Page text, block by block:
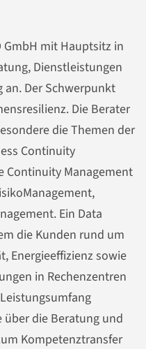
GmbH mit Hauptsitz in
Dienstleistungen
Der Schwerpunkt
Die Berater
die Themen der
Continuity
Continuity Management
Ein Data
die Kunden rund um
Energieeffizienz sowie
in Rechenzentren
über die Beratung und
Kompetenztransfer